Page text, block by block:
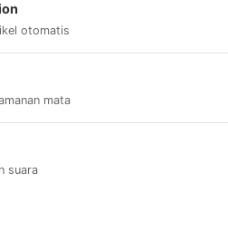
otomatis
mata
suara